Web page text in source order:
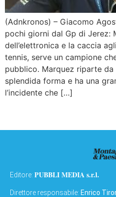
(Adnkronos) – Giacomo
pochi giorni dal Gp di Jerez:
dell’elettronica e la caccia
tennis, serve un campione
pubblico. Marquez riparte da
splendida forma e ha una
l’incidente che […]
Editore: PUBBLI MEDIA s.r.l.
Direttore responsabile: Enrico